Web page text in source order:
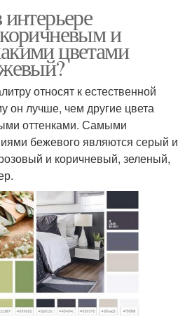
и
цветами
относят к естественной
он лучше, чем другие цвета
оттенками. Самыми
бежевого являются серый и
и коричневый, зеленый,